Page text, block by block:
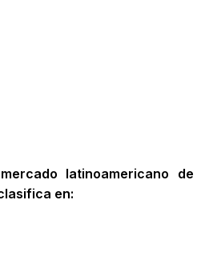
latinoamericano de
en: